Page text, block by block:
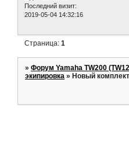
Последний визит:
2019-05-04 14:32:16
Страница:1
»Форум Yamaha TW200
экипировка » Новый